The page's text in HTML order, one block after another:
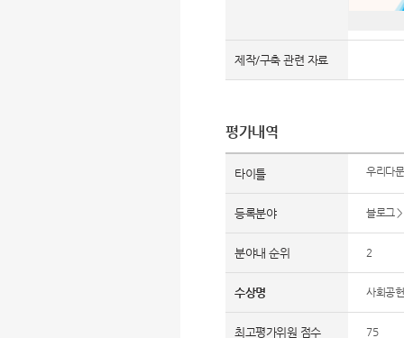
제작/구축 관련 자료